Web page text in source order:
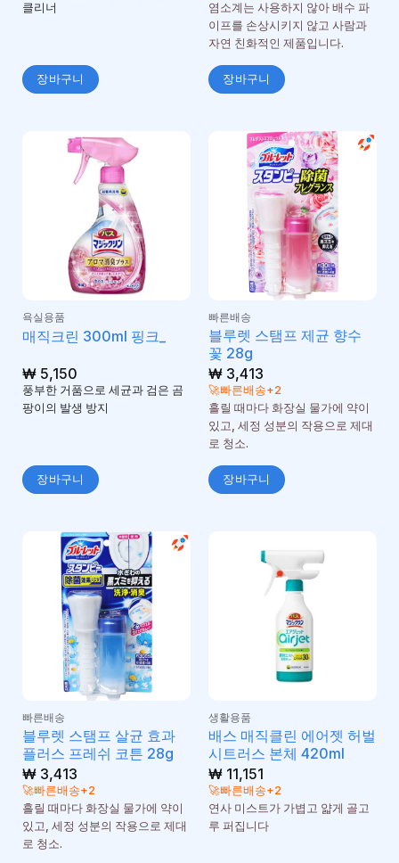
클리너
장바구니
염소계는 사용하지 않아 배수 파
이프를 손상시키지 않고 사람과
자연 친화적인 제품입니다.
장바구니
욕실용품
매직크린 300ml 핑크_
₩5,150
풍부한 거품으로 세균과 검은 곰
팡이의 발생 방지
장바구니
빠른배송
블루렛 스탬프 제균 향수
꽃 28g
₩3,413
🚀빠른배송+2
흘릴 때마다 화장실 물가에 약이
있고, 세정 성분의 작용으로 제대
로 청소.
장바구니
빠른배송
블루렛 스탬프 살균 효과
플러스 프레쉬 코튼 28g
₩3,413
🚀빠른배송+2
흘릴 때마다 화장실 물가에 약이
있고, 세정 성분의 작용으로 제대
로 청소.
생활용품
배스 매직클린 에어젯 허벌
시트러스 본체 420ml
₩11,151
🚀빠른배송+2
연사 미스트가 가볍고 얇게 골고
루 퍼집니다